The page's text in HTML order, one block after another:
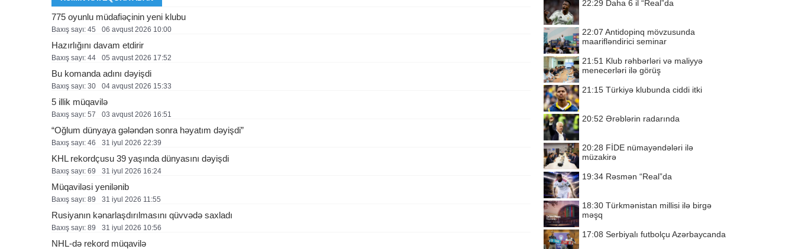
775 oyunlu müdafiəçinin yeni klubu
Baxış sayı: 45 06 avqust 2026 10:00
Hazırlığını davam etdirir
Baxış sayı: 44 05 avqust 2026 17:52
Bu komanda adını dəyişdi
Baxış sayı: 30 04 avqust 2026 15:33
5 illik müqavilə
Baxış sayı: 57 03 avqust 2026 16:51
“Oğlum dünyaya gələndən sonra həyatım dəyişdi”
Baxış sayı: 46 31 i̇yul 2026 22:39
KHL rekordçusu 39 yaşında dünyasını dəyişdi
Baxış sayı: 69 31 i̇yul 2026 16:24
Müqaviləsi yenilənib
Baxış sayı: 89 31 i̇yul 2026 11:55
Rusiyanın kənarlaşdırılmasını qüvvədə saxladı
Baxış sayı: 89 31 i̇yul 2026 10:56
NHL-də rekord müqavilə
22:29 Daha 6 il “Real”da
22:07 Antidopinq mövzusunda
maarifləndirici seminar
21:51 Klub rəhbərləri və maliyyə
menecerləri ilə görüş
21:15 Türkiyə klubunda ciddi itki
20:52 Ərəblərin radarında
20:28 FİDE nümayəndələri ilə
müzakirə
19:34 Rəsmən “Real”da
18:30 Türkmənistan millisi ilə birgə
məşq
17:08 Serbiyalı futbolçu Azərbaycanda